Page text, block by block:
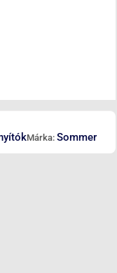
Márka: Sommer